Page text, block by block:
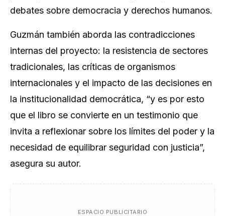
debates sobre democracia y derechos humanos.
Guzmán también aborda las contradicciones
internas del proyecto: la resistencia de sectores
tradicionales, las críticas de organismos
internacionales y el impacto de las decisiones en
la institucionalidad democrática, “y es por esto
que el libro se convierte en un testimonio que
invita a reflexionar sobre los límites del poder y la
necesidad de equilibrar seguridad con justicia”,
asegura su autor.
ESPACIO PUBLICITARIO